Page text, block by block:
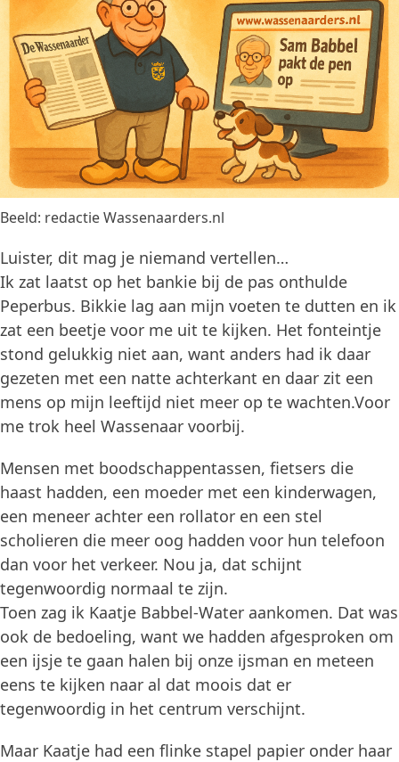
Beeld: redactie Wassenaarders.nl
Luister, dit mag je niemand vertellen…
Ik zat laatst op het bankie bij de pas onthulde
Peperbus. Bikkie lag aan mijn voeten te dutten en ik
zat een beetje voor me uit te kijken. Het fonteintje
stond gelukkig niet aan, want anders had ik daar
gezeten met een natte achterkant en daar zit een
mens op mijn leeftijd niet meer op te wachten.Voor
me trok heel Wassenaar voorbij.
Mensen met boodschappentassen, fietsers die
haast hadden, een moeder met een kinderwagen,
een meneer achter een rollator en een stel
scholieren die meer oog hadden voor hun telefoon
dan voor het verkeer. Nou ja, dat schijnt
tegenwoordig normaal te zijn.
Toen zag ik Kaatje Babbel-Water aankomen. Dat was
ook de bedoeling, want we hadden afgesproken om
een ijsje te gaan halen bij onze ijsman en meteen
eens te kijken naar al dat moois dat er
tegenwoordig in het centrum verschijnt.
Maar Kaatje had een flinke stapel papier onder haar